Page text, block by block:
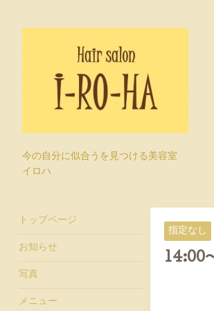
今の自分に似合うを見つける美容室
イロハ
指定なし
14:00
トップページ
お知らせ
写真
メニュー